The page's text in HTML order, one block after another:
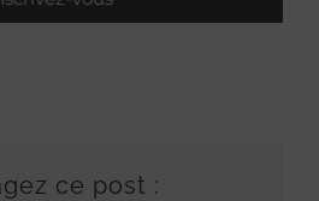
ce post :